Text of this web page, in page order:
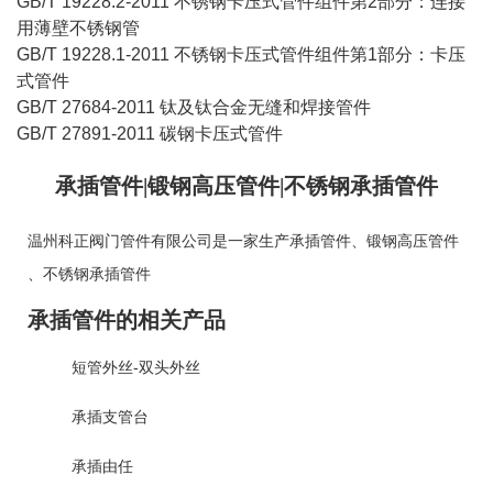
用薄壁不锈钢管
GB/T 19228.1-2011 不锈钢卡压式管件组件第1部分：卡压
式管件
GB/T 27684-2011 钛及钛合金无缝和焊接管件
GB/T 27891-2011 碳钢卡压式管件
承插管件|锻钢高压管件|不锈钢承插管件
温州科正阀门管件有限公司是一家生产承插管件
锻钢高压管件
不锈钢承插管件
承插管件的相关产品
短管外丝-双头外丝
承插支管台
承插由任